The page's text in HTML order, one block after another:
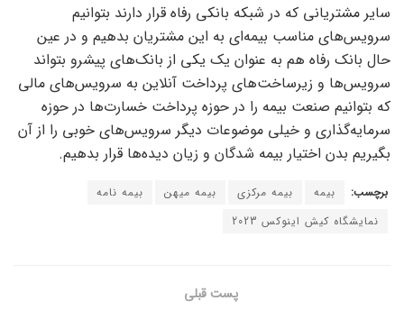
سایر مشتریانی که در شبکه بانکی رفاه قرار دارند بتوانیم
سرویس‌های مناسب بیمه‌ای به این مشتریان بدهیم و در عین
حال بانک رفاه هم به عنوان یک یکی از بانک‌های پیشرو بتواند
سرویس‌ها و زیرساخت‌های پرداخت آنلاین به سرویس‌های مالی
که بتوانیم صنعت بیمه را در حوزه پرداخت خسارت‌ها در حوزه
سرمایه‌گذاری و خیلی موضوعات دیگر سرویس‌های خوبی را از آن
بگیریم بدن اختیار بیمه شدگان و زیان دیده‌ها قرار بدهیم.
برچسب: بیمه بیمه مرکزی بیمه میهن
بیمه نامه
نمایشگاه کیش اینوکس 2023
پست قبلی